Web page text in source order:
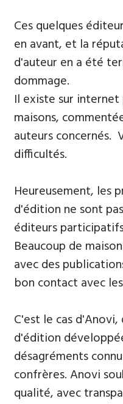
Ces quelques
en avant, et la
d'auteur en a été
dommage.
Il existe sur
maisons,
auteurs concernés.
difficultés.
​Heureusement, les
d'édition ne sont
éditeurs
Beaucoup de
avec des
bon contact avec
C'est le cas
d'édition
désagréments
confrères. Anovi
qualité, avec